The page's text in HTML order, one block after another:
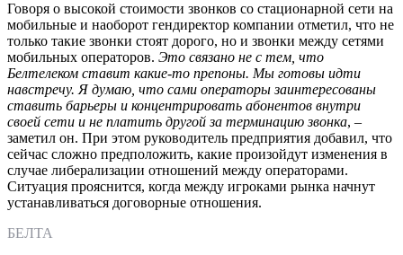
Говоря о высокой стоимости звонков со стационарной сети на
мобильные и наоборот гендиректор компании отметил, что не
только такие звонки стоят дорого, но и звонки между сетями
мобильных операторов. Это связано не с тем, что
Белтелеком ставит какие-то препоны. Мы готовы идти
навстречу. Я думаю, что сами операторы заинтересованы
ставить барьеры и концентрировать абонентов внутри
своей сети и не платить другой за терминацию звонка, –
заметил он. При этом руководитель предприятия добавил, что
сейчас сложно предположить, какие произойдут изменения в
случае либерализации отношений между операторами.
Ситуация прояснится, когда между игроками рынка начнут
устанавливаться договорные отношения.
БЕЛТА